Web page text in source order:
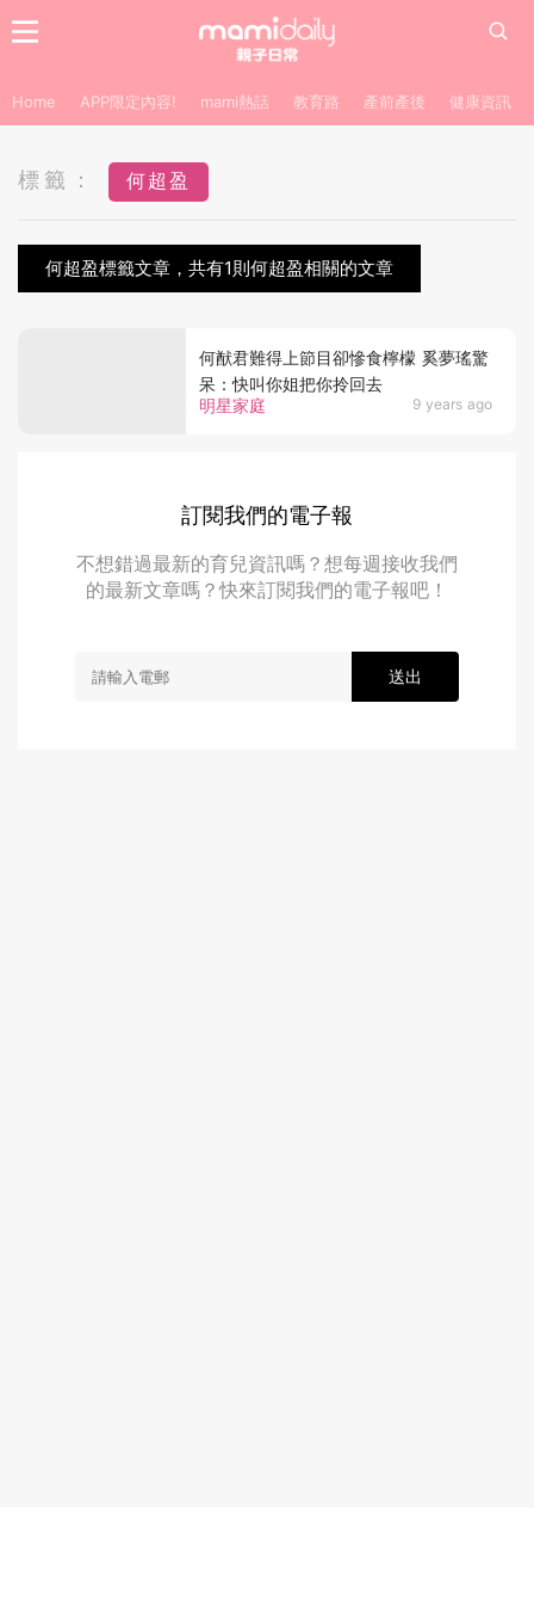
Home APP限定內容! mami熱話 教育路 產前產後 健康資訊
標籤： 何超盈
何超盈標籤文章，共有1則何超盈相關的文章
明星家庭 9 years ago
何猷君難得上節目卻慘食檸檬 奚夢瑤驚
呆：快叫你姐把你拎回去
訂閱我們的電子報
不想錯過最新的育兒資訊嗎？想每週接收我們
的最新文章嗎？快來訂閱我們的電子報吧！
送出